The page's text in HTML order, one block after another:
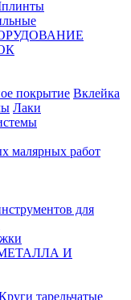
покрытие Вклейка
Лаки
малярных работ
для
И
тарельчатые